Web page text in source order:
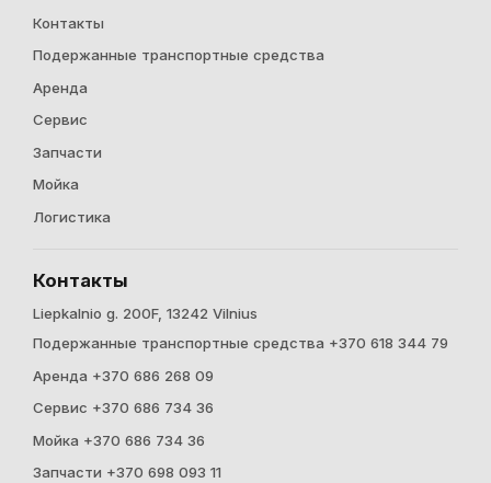
Контакты
Подержанные транспортные средства
Аренда
Cервис
Запчасти
Мойка
Логистика
Контакты
Liepkalnio g. 200F, 13242 Vilnius
Подержанные транспортные средства +370 618 344 79
Аренда +370 686 268 09
Cервис +370 686 734 36
Мойка +370 686 734 36
Запчасти +370 698 093 11